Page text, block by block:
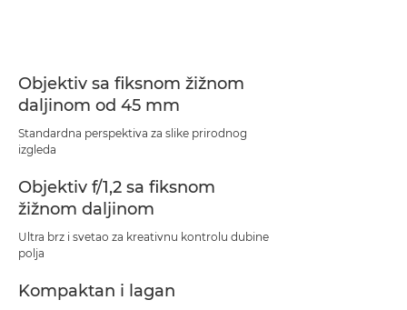
Objektiv sa fiksnom žižnom
daljinom od 45 mm
Standardna perspektiva za slike prirodnog
izgleda
Objektiv f/1,2 sa fiksnom
žižnom daljinom
Ultra brz i svetao za kreativnu kontrolu dubine
polja
Kompaktan i lagan